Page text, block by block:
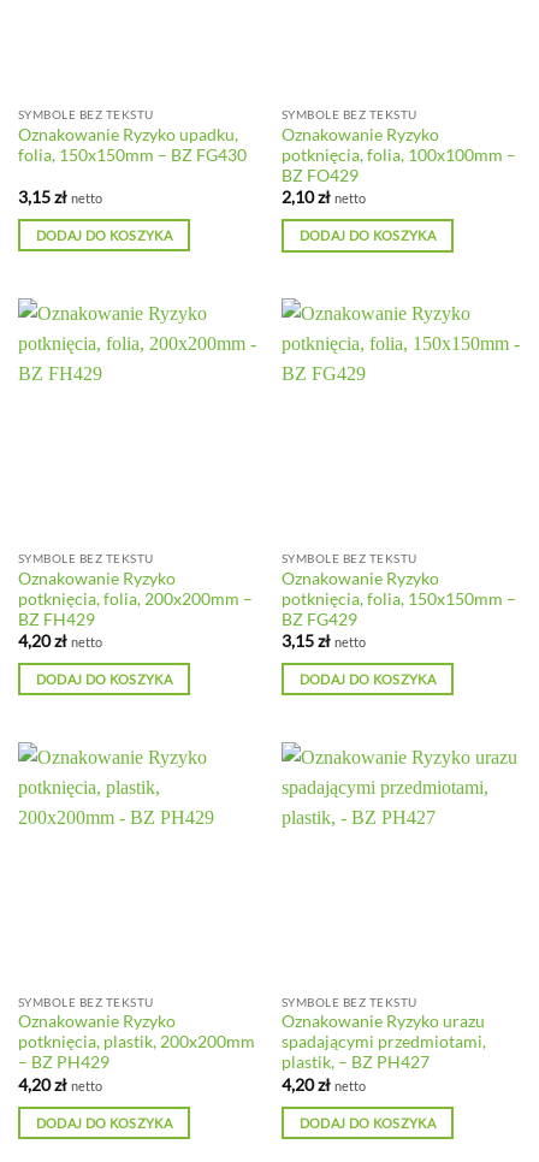
SYMBOLE BEZ TEKSTU
Oznakowanie Ryzyko upadku,
folia, 150x150mm – BZ FG430
3,15zł netto
DODAJ DO KOSZYKA
SYMBOLE BEZ TEKSTU
Oznakowanie Ryzyko
potknięcia, folia, 100x100mm –
BZ FO429
2,10zł netto
DODAJ DO KOSZYKA
SYMBOLE BEZ TEKSTU
Oznakowanie Ryzyko
potknięcia, folia, 200x200mm –
BZ FH429
4,20zł netto
DODAJ DO KOSZYKA
SYMBOLE BEZ TEKSTU
Oznakowanie Ryzyko
potknięcia, folia, 150x150mm –
BZ FG429
3,15zł netto
DODAJ DO KOSZYKA
SYMBOLE BEZ TEKSTU
Oznakowanie Ryzyko
potknięcia, plastik, 200x200mm
– BZ PH429
4,20zł netto
DODAJ DO KOSZYKA
SYMBOLE BEZ TEKSTU
Oznakowanie Ryzyko urazu
spadającymi przedmiotami,
plastik, – BZ PH427
4,20zł netto
DODAJ DO KOSZYKA